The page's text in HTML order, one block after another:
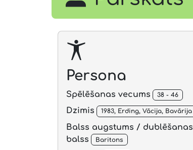
Persona
Spēlēšanas vecums 38 - 46
Dzimis 1983, Erding, Vācija, Bavārija
Balss augstums / dublēšanas
balss
Baritons